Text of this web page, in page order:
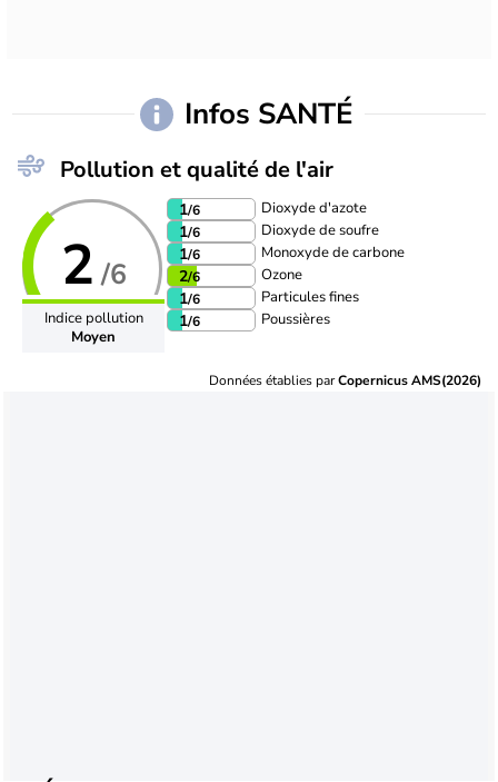
Infos SANTÉ
Pollution et qualité de l'air
2 /6
Indice pollution
Moyen
1/6 Dioxyde d'azote
1/6 Dioxyde de soufre
1/6 Monoxyde de carbone
2/6 Ozone
1/6 Particules fines
1/6 Poussières
Données établies parCopernicus AMS(2026)